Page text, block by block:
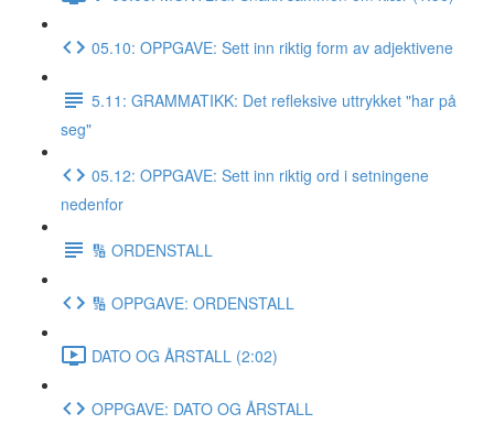
05.10: OPPGAVE: Sett inn riktig form av adjektivene
5.11: GRAMMATIKK: Det refleksive uttrykket "har på
seg"
05.12: OPPGAVE: Sett inn riktig ord i setningene
nedenfor
🔢 ORDENSTALL
🔢 OPPGAVE: ORDENSTALL
DATO OG ÅRSTALL (2:02)
OPPGAVE: DATO OG ÅRSTALL